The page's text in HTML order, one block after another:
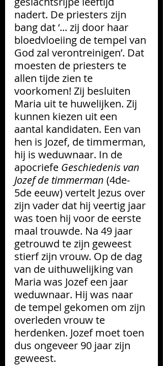
nadert. De priesters zijn
bang dat ‘... zij door haar
bloedvloeiing de tempel van
God zal verontreinigen’. Dat
moesten de priesters te
allen tijde zien te
voorkomen! Zij besluiten
Maria uit te huwelijken. Zij
kunnen kiezen uit een
aantal kandidaten. Een van
hen is Jozef, de timmerman,
hij is weduwnaar. In de
apocriefe Geschiedenis van
Jozef de timmerman (4de-
5de eeuw) vertelt Jezus over
zijn vader dat hij veertig jaar
was toen hij voor de eerste
maal trouwde. Na 49 jaar
getrouwd te zijn geweest
stierf zijn vrouw. Op de dag
van de uithuwelijking van
Maria was Jozef een jaar
weduwnaar. Hij was naar
de tempel gekomen om zijn
overleden vrouw te
herdenken. Jozef moet toen
dus ongeveer 90 jaar zijn
geweest.